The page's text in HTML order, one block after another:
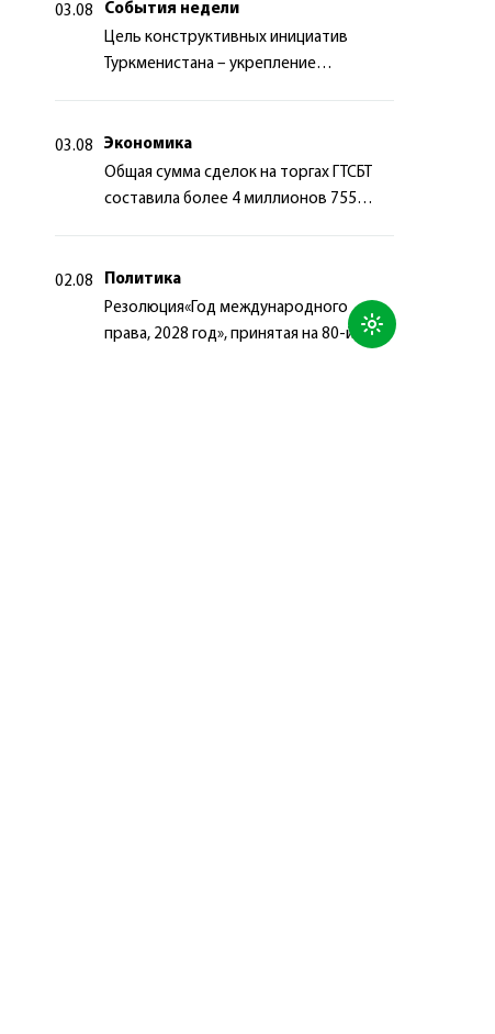
03.08
События недели
Цель конструктивных инициатив
Туркменистана – укрепление
03.08
Экономика
Общая сумма сделок на торгах ГТСБТ
составила более 4 миллионов 755
02.08
Политика
Резолюция«Год международного
права, 2028 год», принятая на 80-й